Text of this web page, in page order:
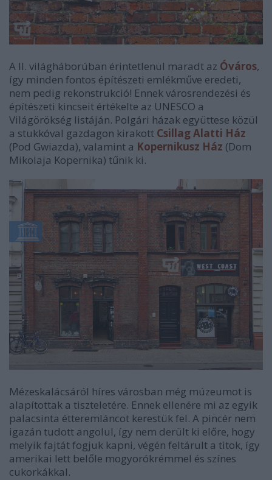
A II. világháborúban érintetlenül maradt az Óváros,
így minden fontos építészeti emlékműve eredeti,
nem pedig rekonstrukció! Ennek városrendezési és
építészeti kincseit értékelte az UNESCO a
Világörökség listáján. Polgári házak együttese közül
a stukkóval gazdagon kirakott Csillag Alatti Ház
(Pod Gwiazda), valamint a Kopernikusz Ház (Dom
Mikolaja Kopernika) tűnik ki.
Mézeskalácsáról híres városban még múzeumot is
alapítottak a tiszteletére. Ennek ellenére mi az egyik
palacsinta étteremláncot kerestük fel. A pincér nem
igazán tudott angolul, így nem derült ki előre, hogy
melyik fajtát fogjuk kapni, végén feltárult a titok, így
amerikai lett belőle mogyorókrémmel és színes
cukorkákkal.